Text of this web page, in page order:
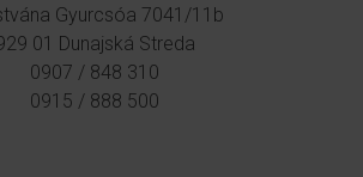
Gyurcsóa 7041/11b
01 Dunajská Streda
0907 / 848 310
0915 / 888 500